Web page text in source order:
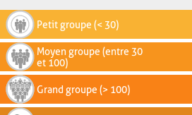
Petit groupe (< 30)
Moyen groupe (entre 30
et 100)
Grand groupe (> 100)